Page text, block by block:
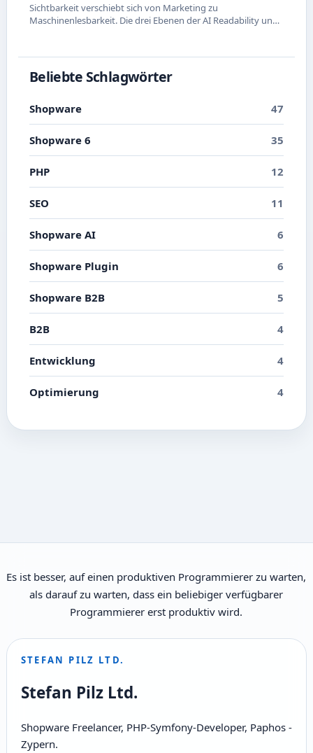
Sichtbarkeit verschiebt sich von Marketing zu
Maschinenlesbarkeit. Die drei Ebenen der AI Readability und
Beliebte Schlagwörter
Shopware 47
Shopware 6 35
PHP 12
SEO 11
Shopware AI 6
Shopware Plugin 6
Shopware B2B 5
B2B 4
Entwicklung 4
Optimierung 4
Es ist besser, auf einen produktiven Programmierer zu warten,
als darauf zu warten, dass ein beliebiger verfügbarer
Programmierer erst produktiv wird.
STEFAN PILZ LTD.
Stefan Pilz Ltd.
Shopware Freelancer, PHP-Symfony-Developer, Paphos -
Zypern.